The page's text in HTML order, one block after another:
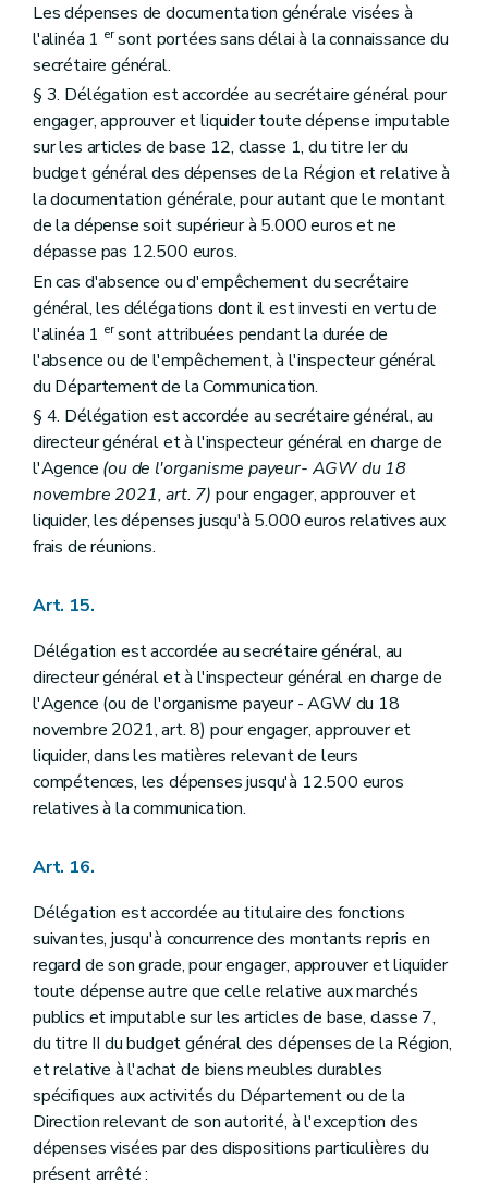
Les dépenses de documentation générale visées à
l'alinéa 1 ersont portées sans délai à la connaissance du
secrétaire général.
§ 3. Délégation est accordée au secrétaire général pour
engager, approuver et liquider toute dépense imputable
sur les articles de base 12, classe 1, du titre Ier du
budget général des dépenses de la Région et relative à
la documentation générale, pour autant que le montant
de la dépense soit supérieur à 5.000 euros et ne
dépasse pas 12.500 euros.
En cas d'absence ou d'empêchement du secrétaire
général, les délégations dont il est investi en vertu de
l'alinéa 1 ersont attribuées pendant la durée de
l'absence ou de l'empêchement, à l'inspecteur général
du Département de la Communication.
§ 4. Délégation est accordée au secrétaire général, au
directeur général et à l'inspecteur général en charge de
l'Agence (ou de l'organisme payeur- AGW du 18
novembre 2021, art. 7) pour engager, approuver et
liquider, les dépenses jusqu'à 5.000 euros relatives aux
frais de réunions.
Art. 15.
Délégation est accordée au secrétaire général, au
directeur général et à l'inspecteur général en charge de
l'Agence (ou de l'organisme payeur - AGW du 18
novembre 2021, art. 8) pour engager, approuver et
liquider, dans les matières relevant de leurs
compétences, les dépenses jusqu'à 12.500 euros
relatives à la communication.
Art. 16.
Délégation est accordée au titulaire des fonctions
suivantes, jusqu'à concurrence des montants repris en
regard de son grade, pour engager, approuver et liquider
toute dépense autre que celle relative aux marchés
publics et imputable sur les articles de base, classe 7,
du titre II du budget général des dépenses de la Région,
et relative à l'achat de biens meubles durables
spécifiques aux activités du Département ou de la
Direction relevant de son autorité, à l'exception des
dépenses visées par des dispositions particulières du
présent arrêté :